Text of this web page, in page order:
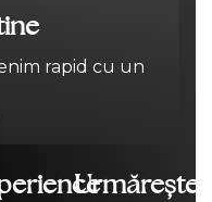
rapid cu un
Urmărește-